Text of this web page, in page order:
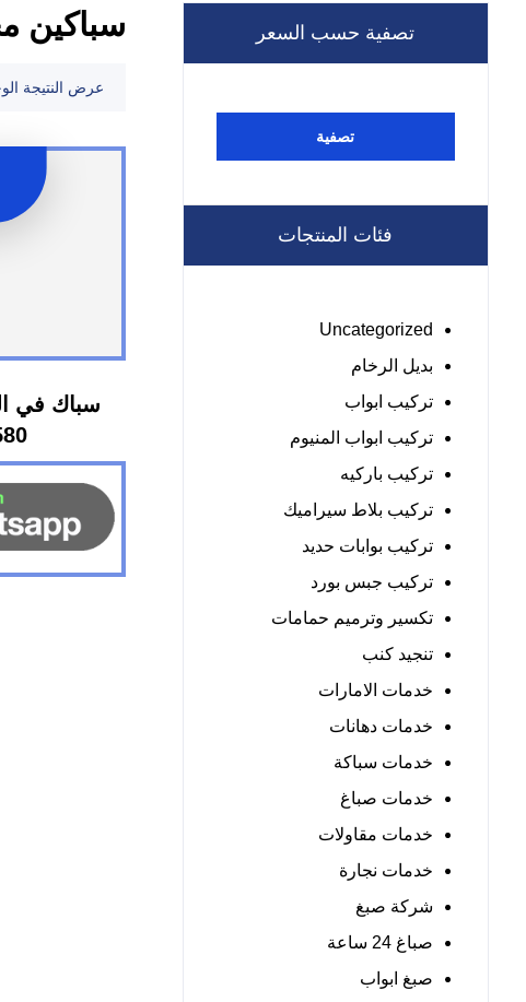
سباكين
عرض النتيجة
تصفية حسب السعر
تصفية
فئات المنتجات
Uncategorized
بديل الرخام
تركيب ابواب
تركيب ابواب المنيوم
تركيب باركيه
تركيب بلاط سيراميك
تركيب بوابات حديد
تركيب جبس بورد
تكسير وترميم حمامات
تنجيد كنب
خدمات الامارات
خدمات دهانات
خدمات سباكة
خدمات صباغ
خدمات مقاولات
خدمات نجارة
شركة صبغ
صباغ 24 ساعة
صبغ ابواب